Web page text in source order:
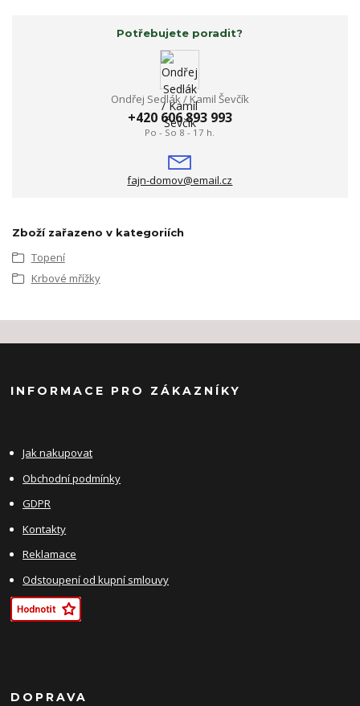
Potřebujete poradit?
Ondřej Sedlák / Kamil Ševčík
+420 606 893 993
Po - So 8 - 17 h.
fajn-domov@email.cz
Zboží zařazeno v kategoriích
Topení
Krbové mřížky
INFORMACE PRO ZÁKAZNÍKY
Jak nakupovat
Obchodní podmínky
GDPR
Kontakty
Reklamace
Odstoupení od kupní smlouvy
DOPRAVA